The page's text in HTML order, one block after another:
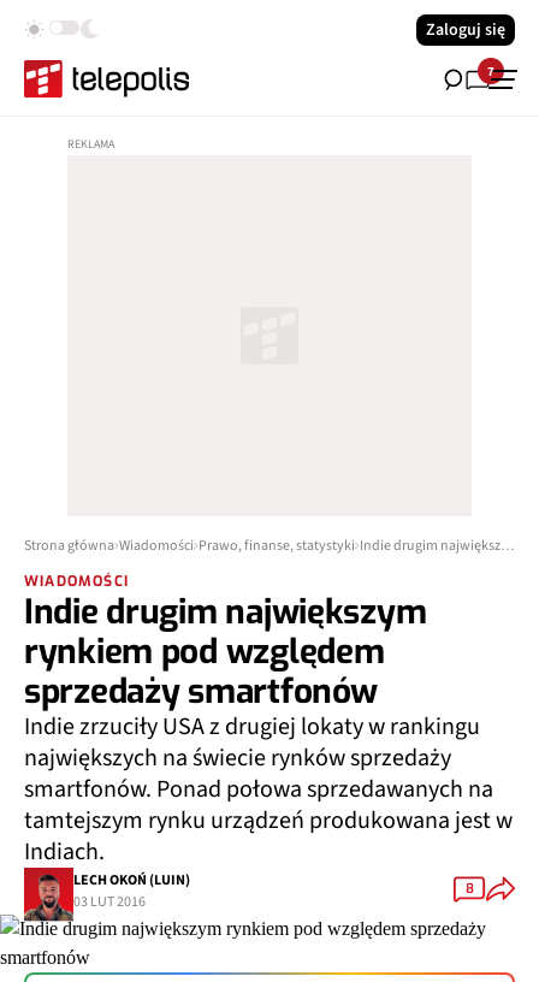
Zaloguj się
7
Strona główna Wiadomości Prawo, finanse, statystyki Indie drugim największym rynkiem pod względem sprzedaży smartfonów
WIADOMOŚCI
Indie drugim największym
rynkiem pod względem
sprzedaży smartfonów
Indie zrzuciły USA z drugiej lokaty w rankingu
największych na świecie rynków sprzedaży
smartfonów. Ponad połowa sprzedawanych na
tamtejszym rynku urządzeń produkowana jest w
Indiach.
LECH OKOŃ (LUIN)
03 LUT 2016
8